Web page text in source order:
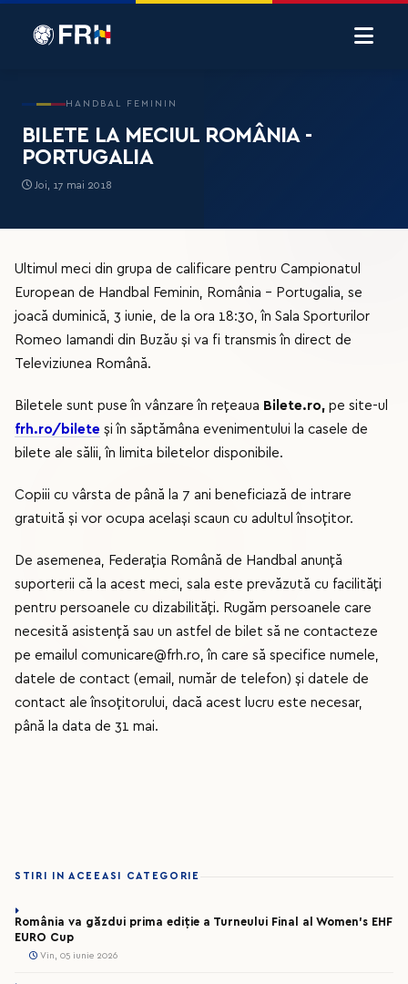
HANDBAL FEMININ
BILETE LA MECIUL ROMÂNIA -
PORTUGALIA
Joi, 17 mai 2018
Ultimul meci din grupa de calificare pentru Campionatul
European de Handbal Feminin, România - Portugalia, se
joacă duminică, 3 iunie, de la ora 18:30, în Sala Sporturilor
Romeo Iamandi din Buzău și va fi transmis în direct de
Televiziunea Română.
Biletele sunt puse în vânzare în rețeaua Bilete.ro, pe site-ul
frh.ro/bilete și în săptămâna evenimentului la casele de
bilete ale sălii, în limita biletelor disponibile.
Copiii cu vârsta de până la 7 ani beneficiază de intrare
gratuită și vor ocupa același scaun cu adultul însoțitor.
De asemenea, Federația Română de Handbal anunță
suporterii că la acest meci, sala este prevăzută cu facilități
pentru persoanele cu dizabilități. Rugăm persoanele care
necesită asistență sau un astfel de bilet să ne contacteze
pe emailul comunicare@frh.ro, în care să specifice numele,
datele de contact (email, număr de telefon) și datele de
contact ale însoțitorului, dacă acest lucru este necesar,
până la data de 31 mai.
STIRI IN ACEEASI CATEGORIE
România va găzdui prima ediție a Turneului Final al Women’s EHF
EURO Cup
Vin, 05 iunie 2026